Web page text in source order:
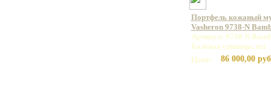
Портфель кожаный
Vasheron 9738-N
Артикул: 9738 N
Базовая единица: шт
Цена:
86 000,00